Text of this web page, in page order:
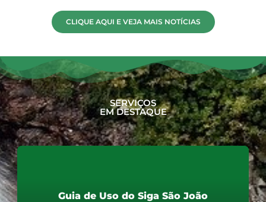
CLIQUE AQUI E VEJA MAIS NOTÍCIAS
SERVIÇOS
EM DESTAQUE
Guia de Uso do Siga São João
Guia de Uso do Siga São João